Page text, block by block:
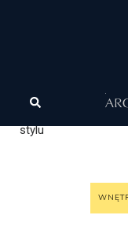
Wnętrza
stylu